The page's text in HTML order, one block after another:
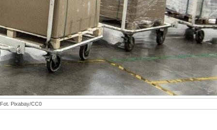
Fot. Pixabay/CC0